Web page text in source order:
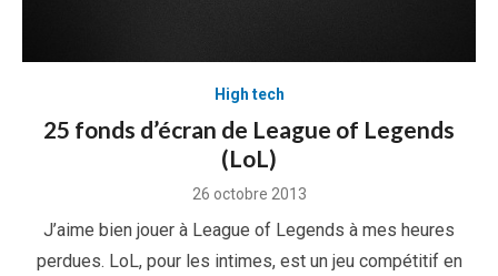
High tech
25 fonds d’écran de League of Legends
(LoL)
Posted
26 octobre 2013
J’aime bien jouer à League of Legends à mes heures
perdues. LoL, pour les intimes, est un jeu compétitif en